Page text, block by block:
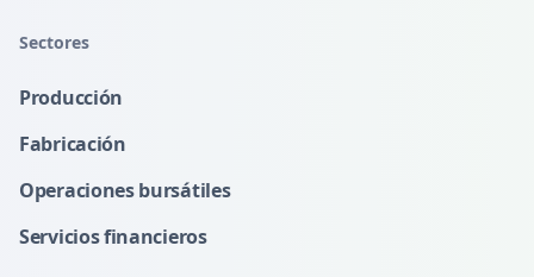
Sectores
Producción
Fabricación
Operaciones bursátiles
Servicios financieros